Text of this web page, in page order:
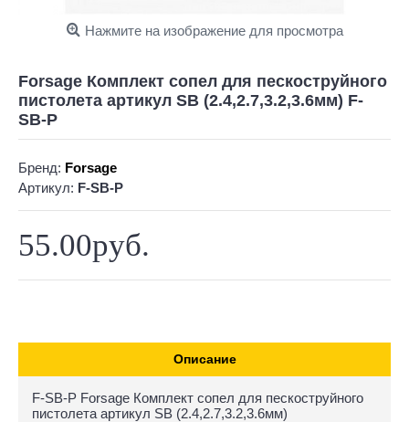
Нажмите на изображение для просмотра
Forsage Комплект сопел для пескоструйного
пистолета артикул SB (2.4,2.7,3.2,3.6мм) F-
SB-P
Бренд: Forsage
Артикул: F-SB-P
55.00руб.
Описание
F-SB-P Forsage Комплект сопел для пескоструйного
пистолета артикул SB (2.4,2.7,3.2,3.6мм)